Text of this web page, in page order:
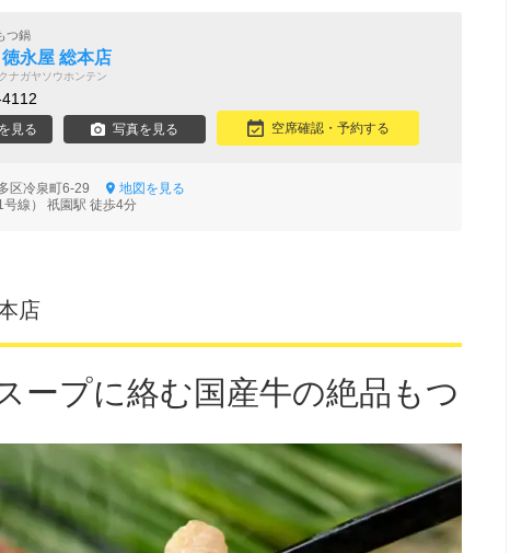
つ鍋
永屋 総本店
ナガヤソウホンテン
見る 写真を見る 空席確認・予約する
区冷泉町6-29
地図を見る
線） 祇園駅 徒歩4分
店
ープに絡む国産牛の絶品もつ